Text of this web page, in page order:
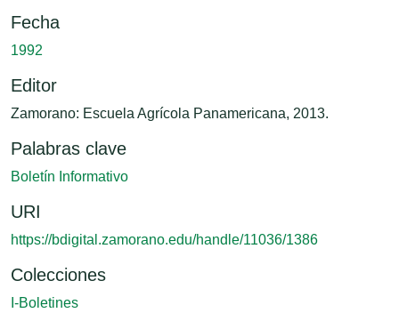
Fecha
1992
Editor
Zamorano: Escuela Agrícola Panamericana, 2013.
Palabras clave
Boletín Informativo
URI
https://bdigital.zamorano.edu/handle/11036/1386
Colecciones
I-Boletines